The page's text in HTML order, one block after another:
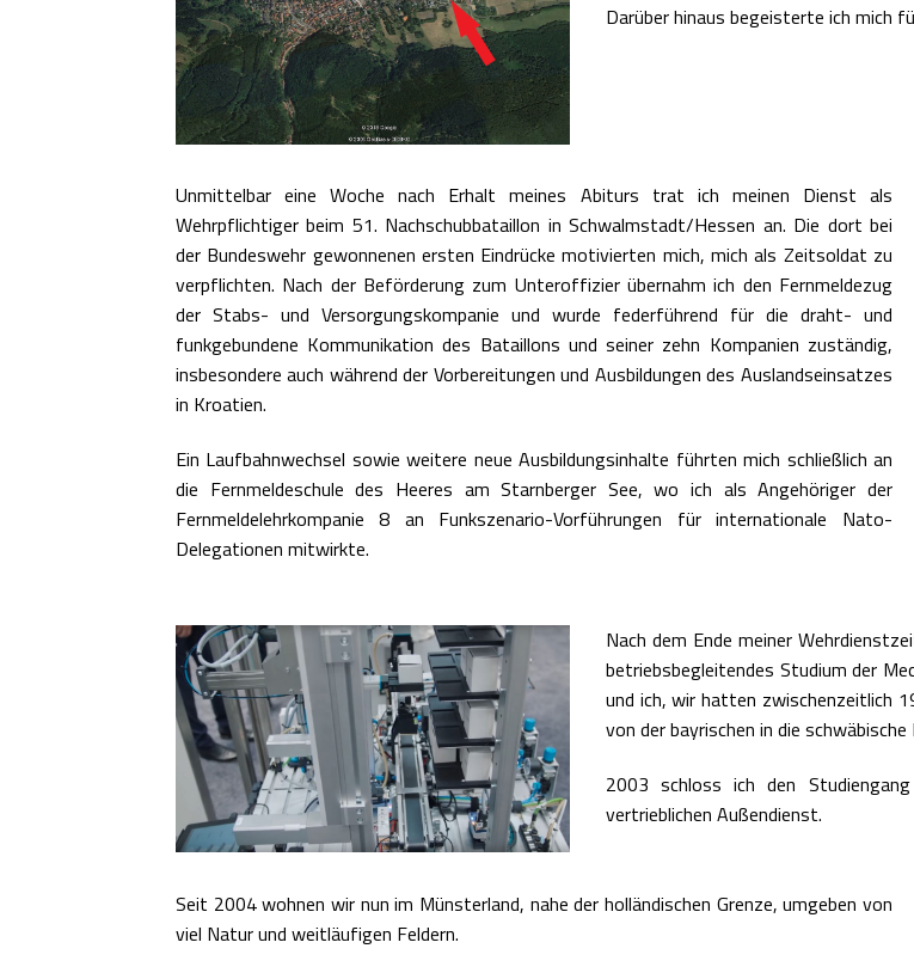
Darüber hinaus begeisterte ich mich
Unmittelbar eine Woche nach Erhalt meines Abiturs trat ich meinen Dienst als
Wehrpflichtiger beim 51. Nachschubbataillon in Schwalmstadt/Hessen an. Die dort bei
der Bundeswehr gewonnenen ersten Eindrücke motivierten mich, mich als Zeitsoldat zu
verpflichten. Nach der Beförderung zum Unteroffizier übernahm ich den Fernmeldezug
der Stabs- und Versorgungskompanie und wurde federführend für die draht- und
funkgebundene Kommunikation des Bataillons und seiner zehn Kompanien zuständig,
insbesondere auch während der Vorbereitungen und Ausbildungen des Auslandseinsatzes
in Kroatien.
Ein Laufbahnwechsel sowie weitere neue Ausbildungsinhalte führten mich schließlich an
die Fernmeldeschule des Heeres am Starnberger See, wo ich als Angehöriger der
Fernmeldelehrkompanie 8 an Funkszenario-Vorführungen für internationale Nato-
Delegationen mitwirkte.
Nach dem Ende meiner
betriebsbegleitendes Studium der
und ich, wir hatten zwischenzeitlich
von der bayrischen in die
2003 schloss ich den
vertrieblichen Außendienst.
Seit 2004 wohnen wir nun im Münsterland, nahe der holländischen Grenze, umgeben von
viel Natur und weitläufigen Feldern.